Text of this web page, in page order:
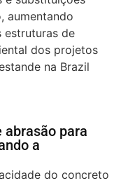
aumentando
estruturas de
dos projetos
na Brazil
abrasão para
a
do concreto